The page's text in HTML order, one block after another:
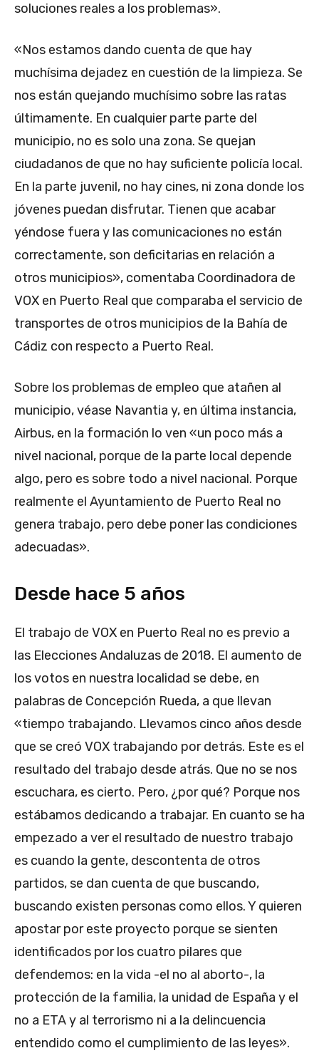
soluciones reales a los problemas».
«Nos estamos dando cuenta de que hay
muchísima dejadez en cuestión de la limpieza. Se
nos están quejando muchísimo sobre las ratas
últimamente. En cualquier parte parte del
municipio, no es solo una zona. Se quejan
ciudadanos de que no hay suficiente policía local.
En la parte juvenil, no hay cines, ni zona donde los
jóvenes puedan disfrutar. Tienen que acabar
yéndose fuera y las comunicaciones no están
correctamente, son deficitarias en relación a
otros municipios», comentaba Coordinadora de
VOX en Puerto Real que comparaba el servicio de
transportes de otros municipios de la Bahía de
Cádiz con respecto a Puerto Real.
Sobre los problemas de empleo que atañen al
municipio, véase Navantia y, en última instancia,
Airbus, en la formación lo ven «un poco más a
nivel nacional, porque de la parte local depende
algo, pero es sobre todo a nivel nacional. Porque
realmente el Ayuntamiento de Puerto Real no
genera trabajo, pero debe poner las condiciones
adecuadas».
Desde hace 5 años
El trabajo de VOX en Puerto Real no es previo a
las Elecciones Andaluzas de 2018. El aumento de
los votos en nuestra localidad se debe, en
palabras de Concepción Rueda, a que llevan
«tiempo trabajando. Llevamos cinco años desde
que se creó VOX trabajando por detrás. Este es el
resultado del trabajo desde atrás. Que no se nos
escuchara, es cierto. Pero, ¿por qué? Porque nos
estábamos dedicando a trabajar. En cuanto se ha
empezado a ver el resultado de nuestro trabajo
es cuando la gente, descontenta de otros
partidos, se dan cuenta de que buscando,
buscando existen personas como ellos. Y quieren
apostar por este proyecto porque se sienten
identificados por los cuatro pilares que
defendemos: en la vida -el no al aborto-, la
protección de la familia, la unidad de España y el
no a ETA y al terrorismo ni a la delincuencia
entendido como el cumplimiento de las leyes».